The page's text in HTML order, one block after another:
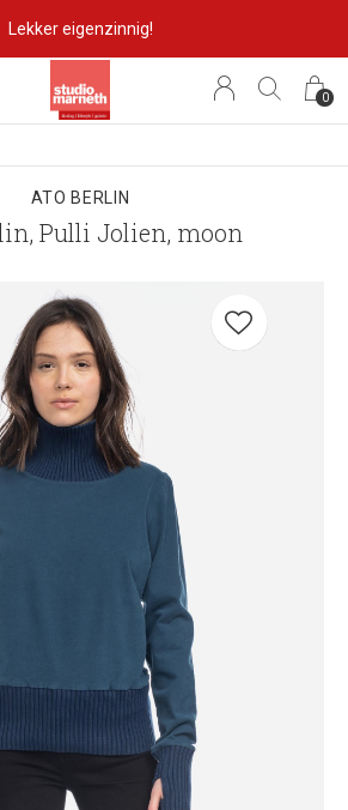
0
Lekker eigenzinnig!
ATO BERLIN
Pulli Jolien, moon